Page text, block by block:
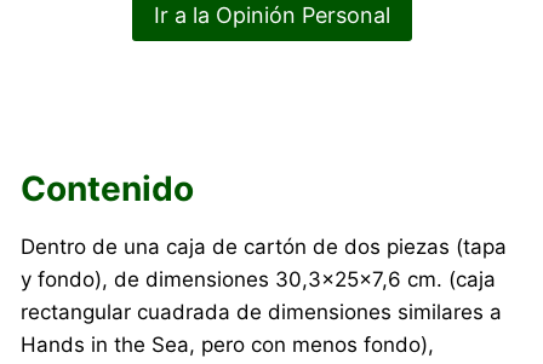
Ir a la Opinión Personal
Contenido
Dentro de una caja de cartón de dos piezas (tapa
y fondo), de dimensiones 30,3×25×7,6 cm. (caja
rectangular cuadrada de dimensiones similares a
Hands in the Sea, pero con menos fondo),